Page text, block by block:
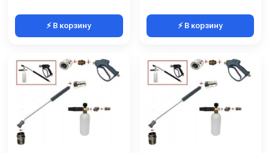
⚡ В корзину ⚡ В корзину